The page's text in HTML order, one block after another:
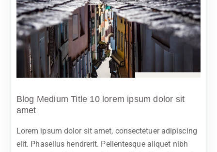
Blog Medium Title 10 lorem ipsum dolor sit
amet
Lorem ipsum dolor sit amet, consectetuer adipiscing
elit. Phasellus hendrerit. Pellentesque aliquet nibh